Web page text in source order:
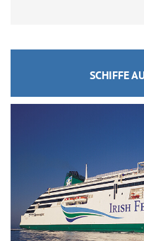
SCHIFFE